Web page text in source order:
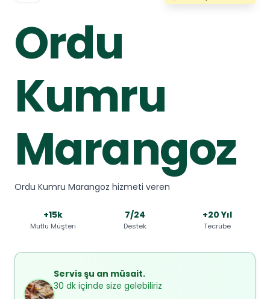
Ordu
Kumru
Marangoz
Ordu Kumru Marangoz hizmeti veren
+15k
Mutlu Müşteri
7/24
Destek
+20 Yıl
Tecrübe
Servis şu an müsait.
30 dk içinde size gelebiliriz